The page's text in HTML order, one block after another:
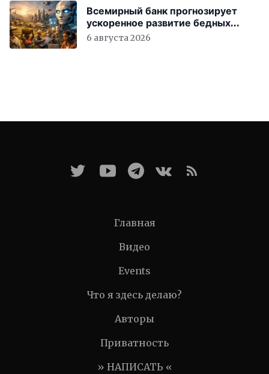
Всемирный банк прогнозирует
ускоренное развитие бедных
стран за счёт ИИ
6 августа 2026
Главная
Видео
Events
Что я здесь делаю?
Авторы
Приватность
» НАПИСАТЬ «